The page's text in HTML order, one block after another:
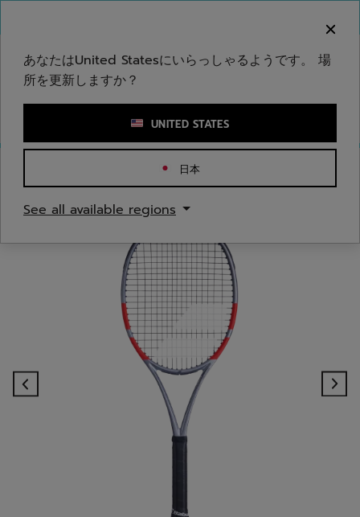
みです。
キーワードまたは商品番号を入力する
あなたはUnited Statesにいらっしゃるようです。 場
所を更新しますか？
UNITED STATES
日本
See all available regions